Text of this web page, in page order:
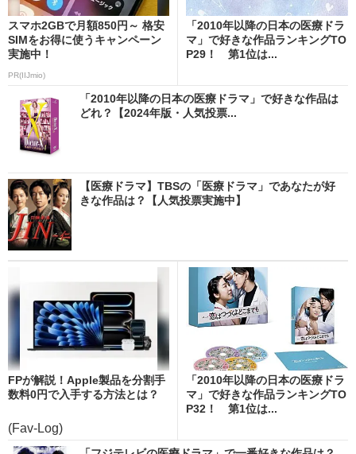
スマホ2GBで月額850円～ 格安
SIMをお得に使うキャンペーン
実施中！
PR(IIJmio)
「2010年以降の日本の医療ドラ
マ」で好きな作品ランキングTO
P29！ 第1位は...
「2010年以降の日本の医療ドラマ」で好きな作品は
どれ？【2024年版・人気投票...
【医療ドラマ】TBSの「医療ドラマ」であなたが好
きな作品は？【人気投票実施中】
FPが解説！Apple製品を分割手
数料0円で入手する方法とは？
(Fav-Log)
「2010年以降の日本の医療ドラ
マ」で好きな作品ランキングTO
P32！ 第1位は...